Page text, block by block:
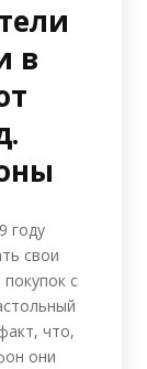
в
году
свои
с
что,
они